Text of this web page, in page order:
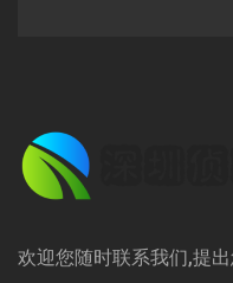
欢迎您随时联系我们,提